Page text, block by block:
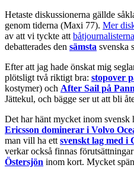
Hetaste diskussionerna gällde
genom tiderna (Maxi 77). Mer
av att vi tyckte att
debatterades den sämsta svenska
Efter att jag hade önskat mig
plötsligt två riktigt bra: stopover
kostymer) och After Sail på
Jättekul, och bägge ser ut att bli
Det har hänt mycket inom svensk
Ericsson dominerar i Volvo
man vill ha ett svenskt lag med i
verkar också finnas
Östersjön inom kort. Mycket